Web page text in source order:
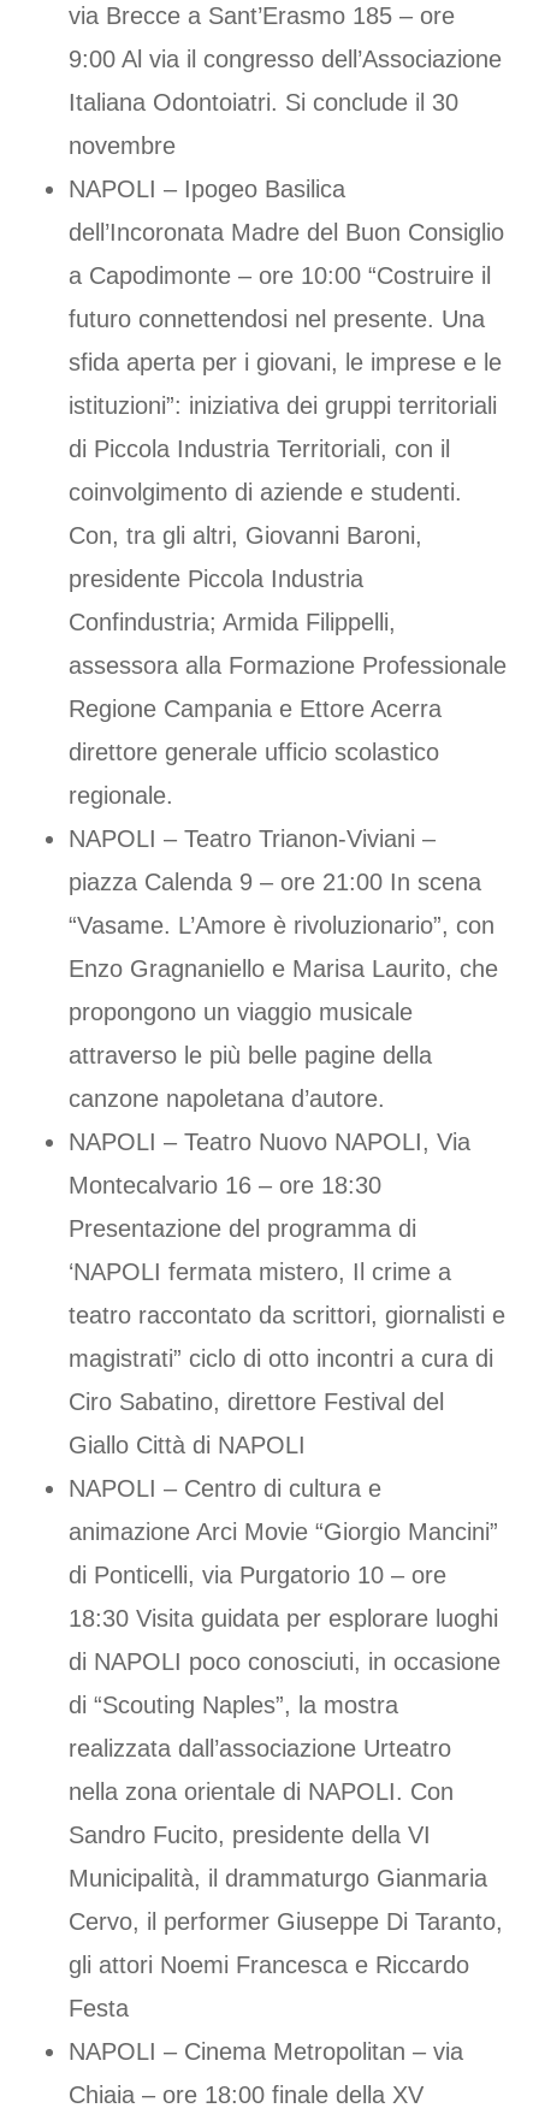
via Brecce a Sant’Erasmo 185 – ore
9:00 Al via il congresso dell’Associazione
Italiana Odontoiatri. Si conclude il 30
novembre
NAPOLI – Ipogeo Basilica
dell’Incoronata Madre del Buon Consiglio
a Capodimonte – ore 10:00 “Costruire il
futuro connettendosi nel presente. Una
sfida aperta per i giovani, le imprese e le
istituzioni”: iniziativa dei gruppi territoriali
di Piccola Industria Territoriali, con il
coinvolgimento di aziende e studenti.
Con, tra gli altri, Giovanni Baroni,
presidente Piccola Industria
Confindustria; Armida Filippelli,
assessora alla Formazione Professionale
Regione Campania e Ettore Acerra
direttore generale ufficio scolastico
regionale.
NAPOLI – Teatro Trianon-Viviani –
piazza Calenda 9 – ore 21:00 In scena
“Vasame. L’Amore è rivoluzionario”, con
Enzo Gragnaniello e Marisa Laurito, che
propongono un viaggio musicale
attraverso le più belle pagine della
canzone napoletana d’autore.
NAPOLI – Teatro Nuovo NAPOLI, Via
Montecalvario 16 – ore 18:30
Presentazione del programma di
‘NAPOLI fermata mistero, Il crime a
teatro raccontato da scrittori, giornalisti e
magistrati” ciclo di otto incontri a cura di
Ciro Sabatino, direttore Festival del
Giallo Città di NAPOLI
NAPOLI – Centro di cultura e
animazione Arci Movie “Giorgio Mancini”
di Ponticelli, via Purgatorio 10 – ore
18:30 Visita guidata per esplorare luoghi
di NAPOLI poco conosciuti, in occasione
di “Scouting Naples”, la mostra
realizzata dall’associazione Urteatro
nella zona orientale di NAPOLI. Con
Sandro Fucito, presidente della VI
Municipalità, il drammaturgo Gianmaria
Cervo, il performer Giuseppe Di Taranto,
gli attori Noemi Francesca e Riccardo
Festa
NAPOLI – Cinema Metropolitan – via
Chiaia – ore 18:00 finale della XV